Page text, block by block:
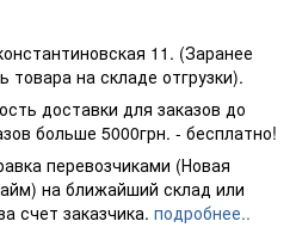
11. (Заранее
товара на складе отгрузки).
доставки для заказов до
больше 5000грн. - бесплатно!
перевозчиками (Новая
на ближайший склад или
счет заказчика. подробнее..